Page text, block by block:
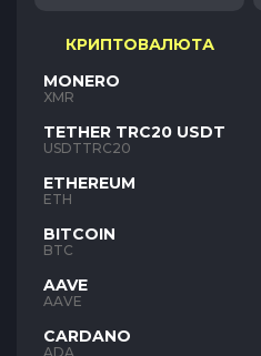
КРИПТОВАЛЮТА
MONERO
XMR
TETHER TRC20 USDT
USDTTRC20
ETHEREUM
ETH
BITCOIN
BTC
AAVE
AAVE
CARDANO
ADA